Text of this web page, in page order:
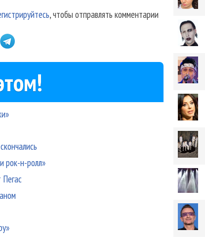
, чтобы отправлять комментарии
рок-н-ролл»